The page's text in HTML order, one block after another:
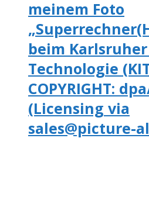
meinem Foto
beim
Technologie
COPYRIGHT:
(Licensing via
sales@picture-